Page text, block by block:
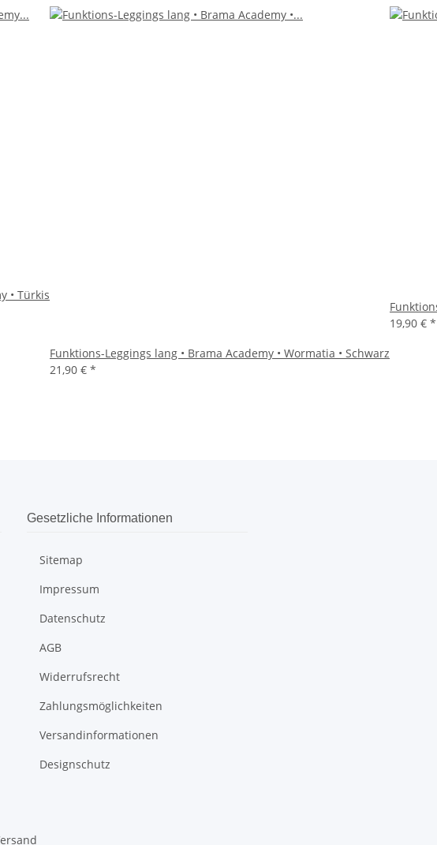
• Türkis
Funktions-Leggings lang • Brama Academy • Wormatia • Schwarz
21,90 € *
19,90 € *
Gesetzliche Informationen
Sitemap
Impressum
Datenschutz
AGB
Widerrufsrecht
Zahlungsmöglichkeiten
Versandinformationen
Designschutz